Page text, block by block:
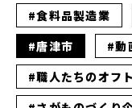
#食料品製造業
#唐津市
#動
#職人たちのオフ